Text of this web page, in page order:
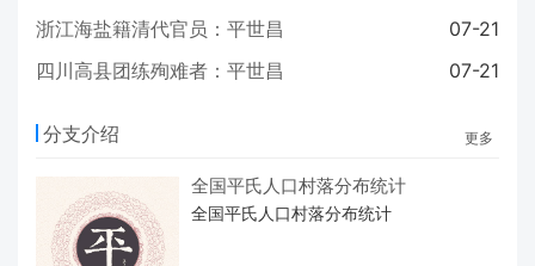
浙江海盐籍清代官员：平世昌
07-21
四川高县团练殉难者：平世昌
07-21
分支介绍 更多
全国平氏人口村落分布统计
全国平氏人口村落分布统计